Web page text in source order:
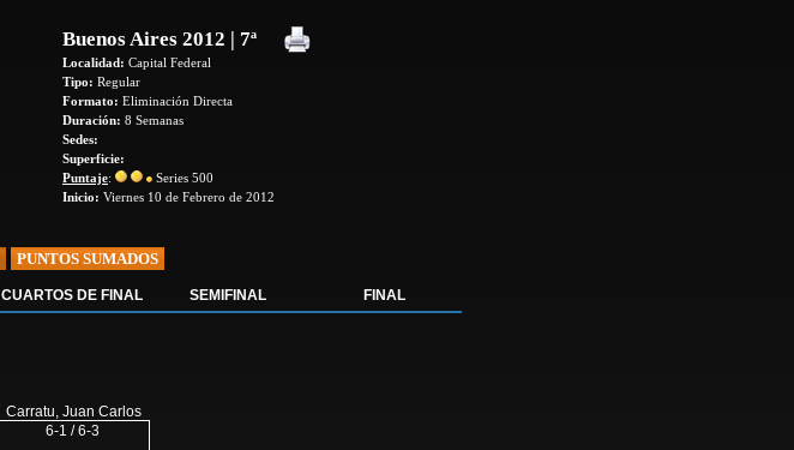
Buenos Aires 2012 | 7ª
Localidad: Capital Federal
Tipo: Regular
Formato: Eliminación Directa
Duración: 8 Semanas
Sedes:
Superficie:
Puntaje:
Series 500
Inicio: Viernes 10 de Febrero de 2012
PUNTOS SUMADOS
CUARTOS DE FINAL
Carratu, Juan Carlos
6-1 / 6-3
SEMIFINAL FINAL